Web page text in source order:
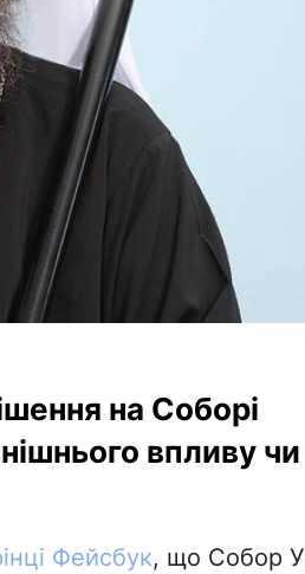
на Соборі
впливу чи
Фейсбук, що Собор